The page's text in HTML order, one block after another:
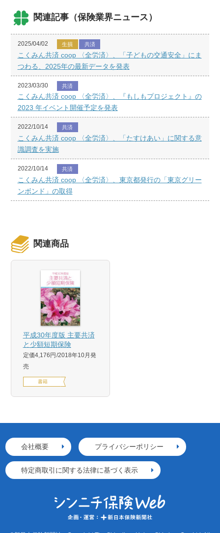
関連記事（保険業界ニュース）
2025/04/02 生損 共済
こくみん共済 coop 〈全労済〉、「子どもの交通安全」にま
つわる、2025年の最新データを発表
2023/03/30 共済
こくみん共済 coop 〈全労済〉、『もしもプロジェクト』の
2023 年イベント開催予定を発表
2022/10/14 共済
こくみん共済 coop 〈全労済〉、「たすけあい」に関する意
識調査を実施
2022/10/14 共済
こくみん共済 coop 〈全労済〉、東京都発行の「東京グリー
ンボンド」の取得
関連商品
平成30年度版 主要共済
と少額短期保険
定価4,176円 2018年10月発
売
書籍
会社概要 プライバシーポリシー
特定商取引に関する法律に基づく表示